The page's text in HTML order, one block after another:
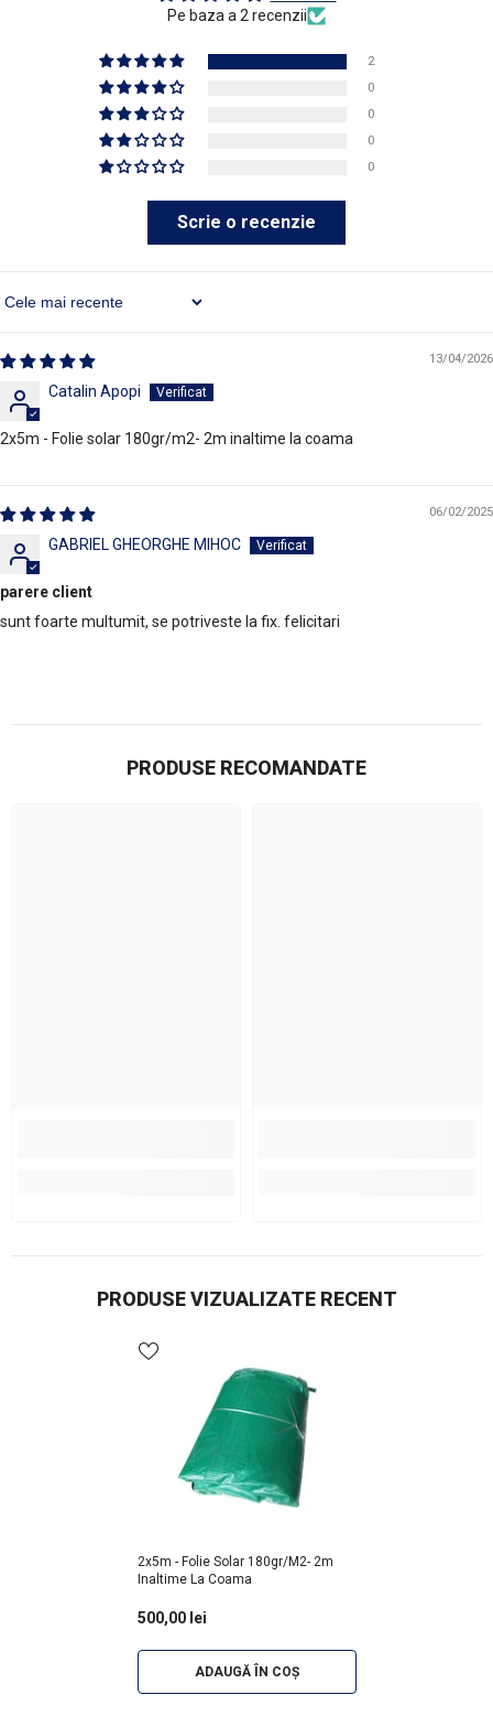
Pe baza a 2 recenzii
2
0
0
0
0
Scrie o recenzie
Sort By
13/04/2026
Catalin Apopi
2x5m - Folie solar 180gr/m2- 2m inaltime la coama
06/02/2025
GABRIEL GHEORGHE MIHOC
parere client
sunt foarte multumit, se potriveste la fix. felicitari
PRODUSE RECOMANDATE
PRODUSE VIZUALIZATE RECENT
2x5m - Folie Solar 180gr/m2- 2m
Inaltime La Coama
500,00 lei
ADAUGĂ ÎN COȘ